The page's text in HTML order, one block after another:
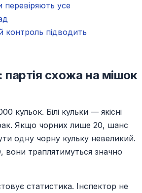
усе
контроль підводить
партія схожа на мішок
кульок. Білі кульки — якісні
Якщо чорних лише 20, шанс
одну чорну кульку невеликий.
траплятимуться значно
статистика. Інспектор не